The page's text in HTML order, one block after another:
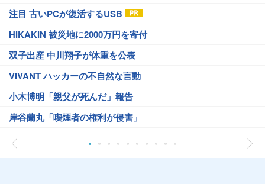
注目 古いPCが復活するUSB
HIKAKIN 被災地に2000万円を寄付
双子出産 中川翔子が体重を公表
VIVANT ハッカーの不自然な言動
小木博明「親父が死んだ」報告
岸谷蘭丸「喫煙者の権利が侵害」